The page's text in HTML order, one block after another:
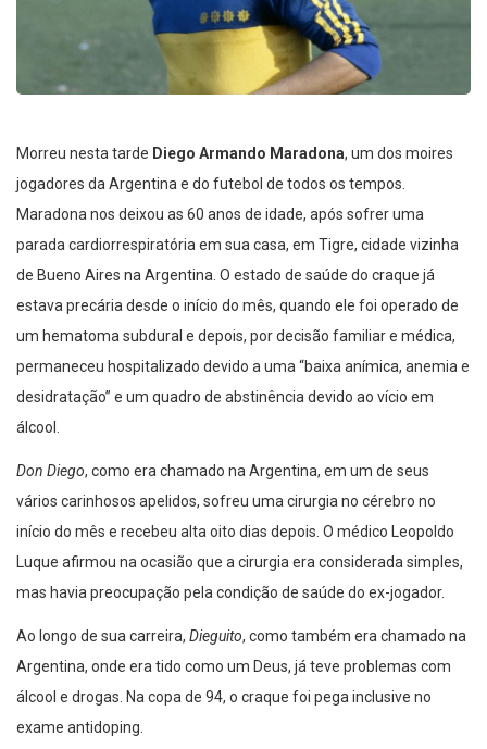
Morreu nesta tarde Diego Armando Maradona, um dos moires
jogadores da Argentina e do futebol de todos os tempos.
Maradona nos deixou as 60 anos de idade, após sofrer uma
parada cardiorrespiratória em sua casa, em Tigre, cidade vizinha
de Bueno Aires na Argentina. O estado de saúde do craque já
estava precária desde o início do mês, quando ele foi operado de
um hematoma subdural e depois, por decisão familiar e médica,
permaneceu hospitalizado devido a uma “baixa anímica, anemia e
desidratação” e um quadro de abstinência devido ao vício em
álcool.
Don Diego, como era chamado na Argentina, em um de seus
vários carinhosos apelidos, sofreu uma cirurgia no cérebro no
início do mês e recebeu alta oito dias depois. O médico Leopoldo
Luque afirmou na ocasião que a cirurgia era considerada simples,
mas havia preocupação pela condição de saúde do ex-jogador.
Ao longo de sua carreira, Dieguito, como também era chamado na
Argentina, onde era tido como um Deus, já teve problemas com
álcool e drogas. Na copa de 94, o craque foi pega inclusive no
exame antidoping.